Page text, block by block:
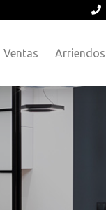
Ventas Arriendos